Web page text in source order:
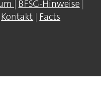
BFSG-Hinweise
Kontakt Facts